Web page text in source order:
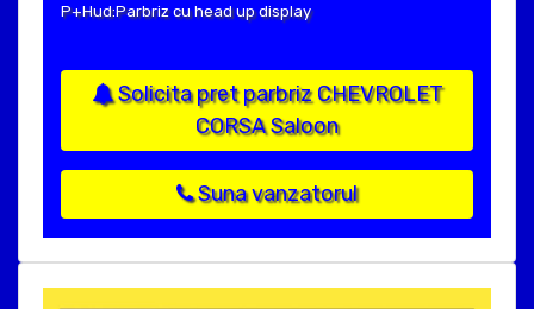
P+Hud:Parbriz cu head up display
Solicita pret parbriz CHEVROLET
CORSA Saloon
Suna vanzatorul